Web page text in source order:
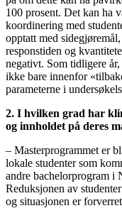
100 prosent. Det kan ha
koordinering med
opptatt med
responstiden og
negativt. Som tidligere
ikke bare innenfor
parameterne i
2. I hvilken grad har
og innholdet på deres
– Masterprogrammet er
lokale studenter som
andre bachelorprogram i
Reduksjonen av
og situasjonen er